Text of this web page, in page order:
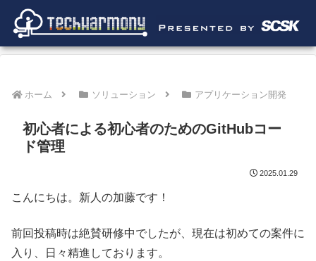
ホーム ソリューション アプリケーション開発
初心者による初心者のためのGitHubコー
ド管理
2025.01.29
こんにちは。新人の加藤です！
前回投稿時は絶賛研修中でしたが、現在は初めての案件に
入り、日々精進しております。